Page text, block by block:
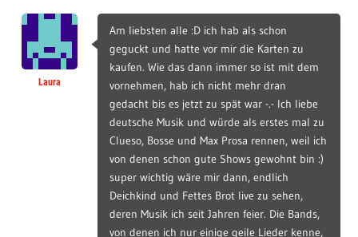
Laura
Am liebsten alle :D ich hab als schon
geguckt und hatte vor mir die Karten zu
kaufen. Wie das dann immer so ist mit dem
vornehmen, hab ich nicht mehr dran
gedacht bis es jetzt zu spät war -.- Ich liebe
deutsche Musik und würde als erstes mal zu
Clueso, Bosse und Max Prosa rennen, weil ich
von denen schon gute Shows gewohnt bin :)
super wichtig wäre mir dann, endlich
Deichkind und Fettes Brot live zu sehen,
deren Musik ich seit Jahren feier. Die Bands,
von denen ich nur einige geile Lieder kenne,